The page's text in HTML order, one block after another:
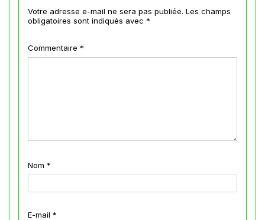
Votre adresse e-mail ne sera pas publiée. Les champs
obligatoires sont indiqués avec *
Commentaire *
Nom *
E-mail *